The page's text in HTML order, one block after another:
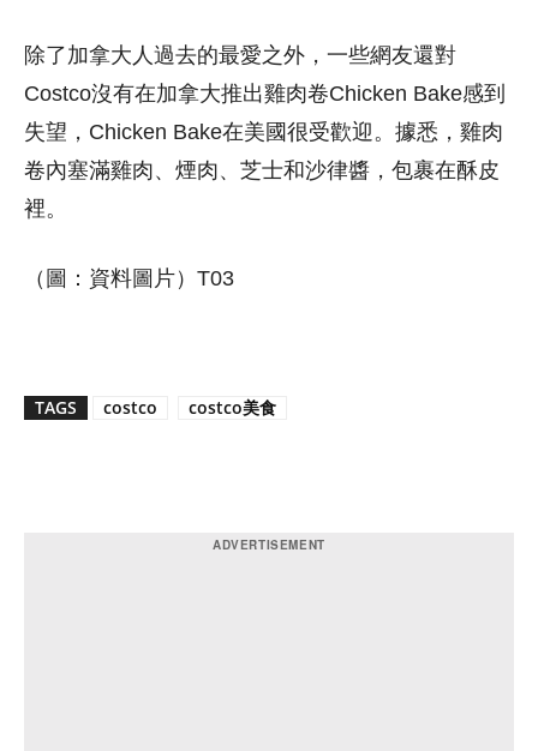
除了加拿大人過去的最愛之外，一些網友還對
Costco沒有在加拿大推出雞肉卷Chicken Bake感到
失望，Chicken Bake在美國很受歡迎。據悉，雞肉
卷內塞滿雞肉、煙肉、芝士和沙律醬，包裹在酥皮
裡。
（圖：資料圖片）T03
TAGS costco costco美食